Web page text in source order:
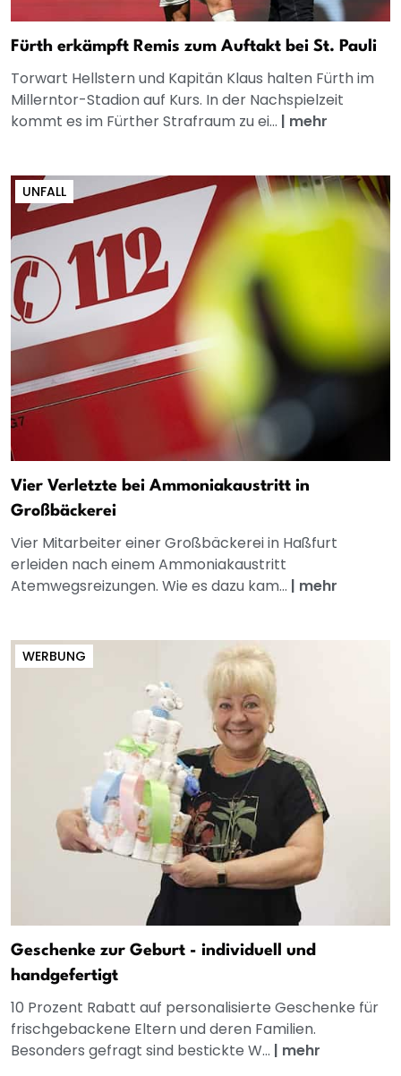
Fürth erkämpft Remis zum Auftakt bei St. Pauli
Torwart Hellstern und Kapitän Klaus halten Fürth im
Millerntor-Stadion auf Kurs. In der Nachspielzeit
kommt es im Fürther Strafraum zu ei... | mehr
UNFALL
Vier Verletzte bei Ammoniakaustritt in
Großbäckerei
Vier Mitarbeiter einer Großbäckerei in Haßfurt
erleiden nach einem Ammoniakaustritt
Atemwegsreizungen. Wie es dazu kam... | mehr
WERBUNG
Geschenke zur Geburt - individuell und
handgefertigt
10 Prozent Rabatt auf personalisierte Geschenke für
frischgebackene Eltern und deren Familien.
Besonders gefragt sind bestickte W... | mehr